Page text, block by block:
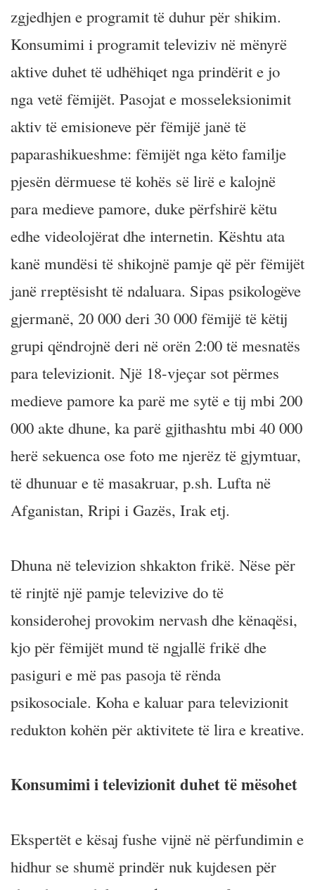
zgjedhjen e programit të duhur për shikim.
Konsumimi i programit televiziv në mënyrë
aktive duhet të udhëhiqet nga prindërit e jo
nga vetë fëmijët. Pasojat e mosseleksionimit
aktiv të emisioneve për fëmijë janë të
paparashikueshme: fëmijët nga këto familje
pjesën dërmuese të kohës së lirë e kalojnë
para medieve pamore, duke përfshirë këtu
edhe videolojërat dhe internetin. Kështu ata
kanë mundësi të shikojnë pamje që për fëmijët
janë rreptësisht të ndaluara. Sipas psikologëve
gjermanë, 20 000 deri 30 000 fëmijë të këtij
grupi qëndrojnë deri në orën 2:00 të mesnatës
para televizionit. Një 18-vjeçar sot përmes
medieve pamore ka parë me sytë e tij mbi 200
000 akte dhune, ka parë gjithashtu mbi 40 000
herë sekuenca ose foto me njerëz të gjymtuar,
të dhunuar e të masakruar, p.sh. Lufta në
Afganistan, Rripi i Gazës, Irak etj.
Dhuna në televizion shkakton frikë. Nëse për
të rinjtë një pamje televizive do të
konsiderohej provokim nervash dhe kënaqësi,
kjo për fëmijët mund të ngjallë frikë dhe
pasiguri e më pas pasoja të rënda
psikosociale. Koha e kaluar para televizionit
redukton kohën për aktivitete të lira e kreative.
Konsumimi i televizionit duhet të mësohet
Ekspertët e kësaj fushe vijnë në përfundimin e
hidhur se shumë prindër nuk kujdesen për